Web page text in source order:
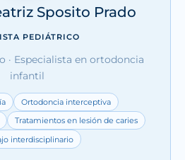
Sposito Prado
PEDIÁTRICO
· Especialista en ortodoncia
infantil
Ortodoncia interceptiva
Tratamientos en lesión de caries
interdisciplinario